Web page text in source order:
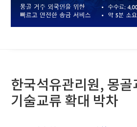
한국석유관리원, 몽
기술교류 확대 박차